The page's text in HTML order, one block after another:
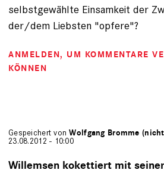
selbstgewählte Einsamkeit der
der/dem Liebsten "opfere"?
ANMELDEN, UM KOMMENTARE
KÖNNEN
Gespeichert vonWolfgang Bromme
23.08.2012 - 10:00
Willemsen kokettiert mit